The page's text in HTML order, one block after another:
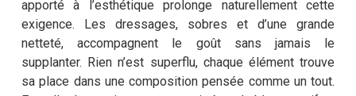
apporté à l’esthétique prolonge naturellement cette
exigence. Les dressages, sobres et d’une grande
netteté, accompagnent le goût sans jamais le
supplanter. Rien n’est superflu, chaque élément trouve
sa place dans une composition pensée comme un tout.